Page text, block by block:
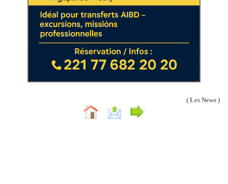
( Les News )